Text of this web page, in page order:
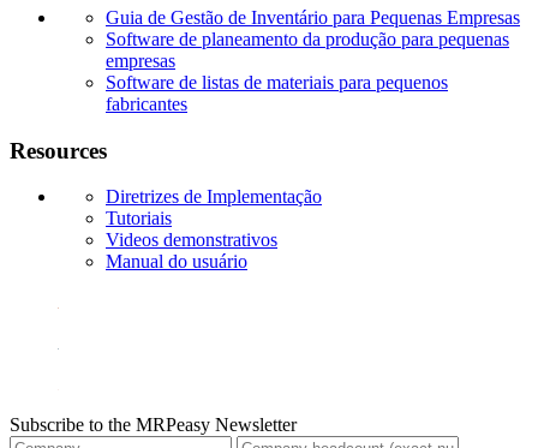
Guia de Gestão de Inventário para Pequenas Empresas
Software de planeamento da produção para pequenas
empresas
Software de listas de materiais para pequenos
fabricantes
Resources
Diretrizes de Implementação
Tutoriais
Videos demonstrativos
Manual do usuário
Subscribe to the MRPeasy Newsletter